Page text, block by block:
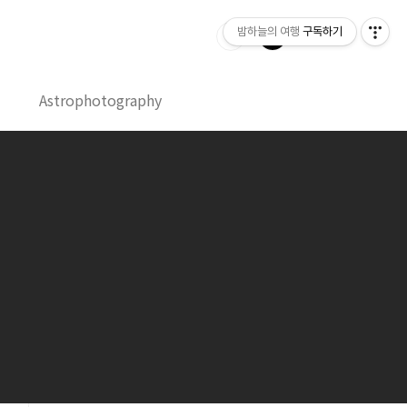
Astrophotography
밤하늘의 여행 구독하기